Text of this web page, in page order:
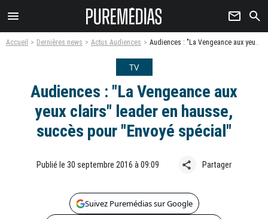
menu newsletter search
Accueil Dernières news Actus Audiences Audiences : "La Vengeance aux yeux clairs" leader en hausse, succès pour "Envoyé spécial"
TV
Audiences : "La Vengeance aux
yeux clairs" leader en hausse,
succès pour "Envoyé spécial"
Publié le 30 septembre 2016 à 09:09 share Partager
Suivez Puremédias sur Google